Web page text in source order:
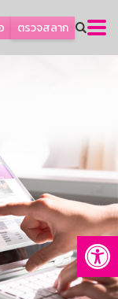
ตรวจสลาก